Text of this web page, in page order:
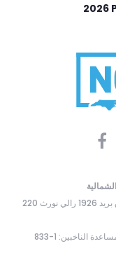
2026
220 شارع هيلزبره رالي، نورث كارولينا 27603 | صندوق بريد 1926 رالي نورث